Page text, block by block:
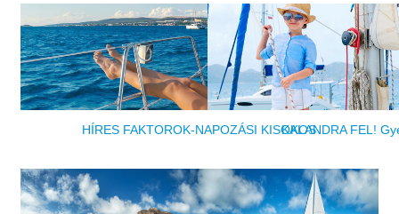
HÍRES FAKTOROK-NAPOZÁSI KISOKOSKALANDRA FEL!